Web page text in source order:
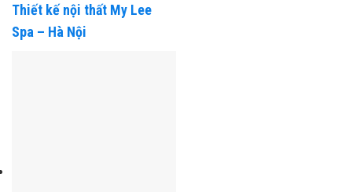
Thiết kế nội thất My Lee
Spa – Hà Nội